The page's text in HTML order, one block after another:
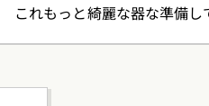
これもっと綺麗な器な準備し